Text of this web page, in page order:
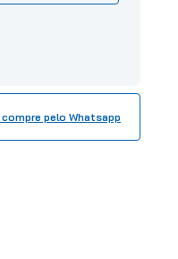
pelo Whatsapp